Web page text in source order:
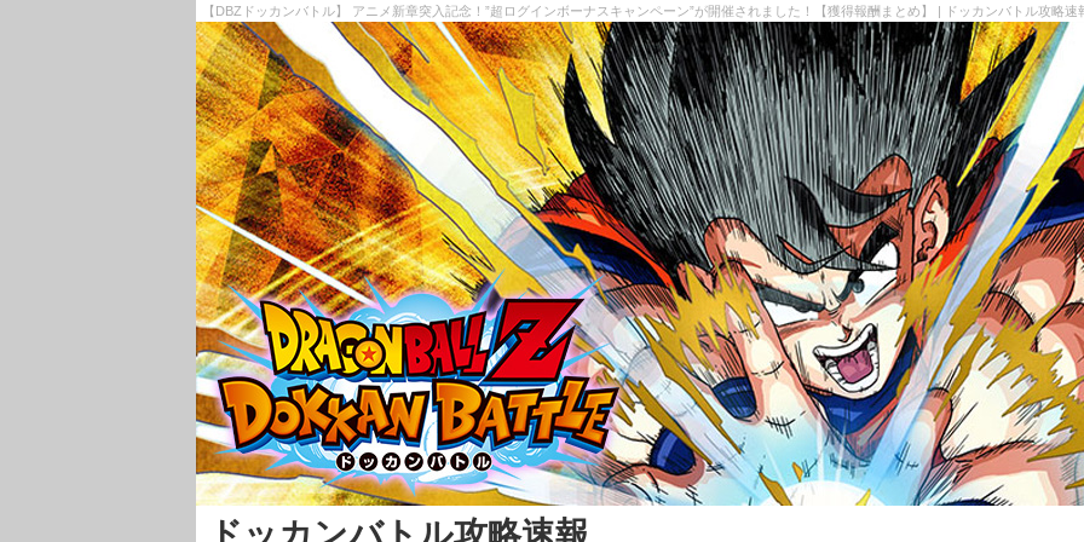
【DBZドッカンバトル】 アニメ新章突入記念！”超ログインボーナスキャンペーン”が開催されました！【獲得報酬まとめ】 | ドッカンバトル攻略速
ドッカンバトル攻略速報